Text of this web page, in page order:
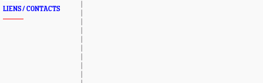
LIENS / CONTACTS